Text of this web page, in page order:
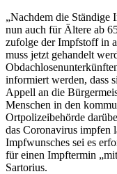
„Nachdem die Ständige
nun auch für Ältere ab
zufolge der Impfstoff in
muss jetzt gehandelt
informiert werden, dass
Appell an die
Menschen in den
Ortpolizeibehörde
das Coronavirus impfen
Impfwunsches sei es
für einen Impftermin
Sartorius.